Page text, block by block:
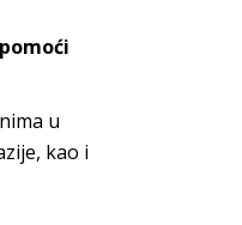
u
kao i